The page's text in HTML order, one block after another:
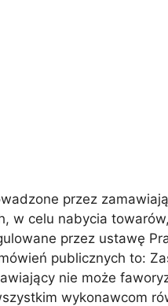
przez
w celu nabycia
przez ustawę
publicznych to:
nie może
wykonawcom